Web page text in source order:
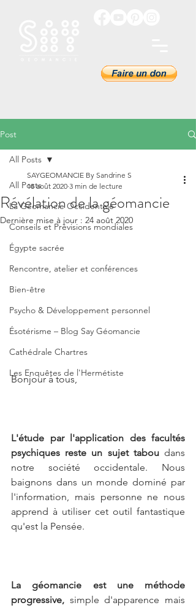
Post
All Posts
La Géomancie Occidentale
Conseils et Prévisions mondiales
Égypte sacrée
Rencontre, atelier et conférences
Bien-être
Psycho & Développement personnel
Ésotérisme – Blog Say Géomancie
Cathédrale Chartres
Les Enquêtes de l'Hermétiste
All Posts
Révélation de la géomancie
SAYGEOMANCIE By Sandrine S
18 août 2020 3 min de lecture
Dernière mise à jour : 24 août 2020
Bonjour à tous,
L'étude par l'application des facultés
psychiques reste un sujet tabou dans
notre société occidentale. Nous
baignons dans un monde dominé par
l'information, mais personne ne nous
apprend à utiliser cet outil fantastique
qu'est la Pensée.
La géomancie est une méthode
progressive, simple d'apparence mais